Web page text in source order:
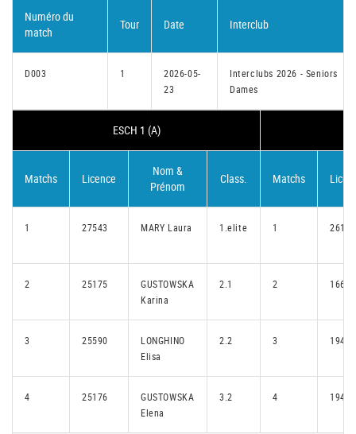
Numéro du
match
Tour Date Interclub
D003 1
2026-05-
23
Interclubs 2026 - Seniors
Dames
ESCH 1 (A)
Matchs Licence
Nom &
Prénom
Class. Matchs
1 27543 MARY Laura 1.elite 1 26183
2 25175
GUSTOWSKA
Karina
2.1 2 16603
3 25590
LONGHINO
Elisa
2.2 3 19408
4 25176
GUSTOWSKA
Elena
3.2 4 19409